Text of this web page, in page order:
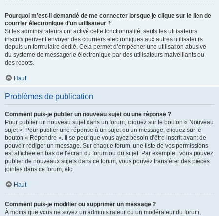
Pourquoi m’est-il demandé de me connecter lorsque je clique sur le lien de
courrier électronique d’un utilisateur ?
Si les administrateurs ont activé cette fonctionnalité, seuls les utilisateurs
inscrits peuvent envoyer des courriers électroniques aux autres utilisateurs
depuis un formulaire dédié. Cela permet d’empêcher une utilisation abusive
du système de messagerie électronique par des utilisateurs malveillants ou
des robots.
Haut
Problèmes de publication
Comment puis-je publier un nouveau sujet ou une réponse ?
Pour publier un nouveau sujet dans un forum, cliquez sur le bouton « Nouveau
sujet ». Pour publier une réponse à un sujet ou un message, cliquez sur le
bouton « Répondre ». Il se peut que vous ayez besoin d’être inscrit avant de
pouvoir rédiger un message. Sur chaque forum, une liste de vos permissions
est affichée en bas de l’écran du forum ou du sujet. Par exemple : vous pouvez
publier de nouveaux sujets dans ce forum, vous pouvez transférer des pièces
jointes dans ce forum, etc.
Haut
Comment puis-je modifier ou supprimer un message ?
À moins que vous ne soyez un administrateur ou un modérateur du forum,